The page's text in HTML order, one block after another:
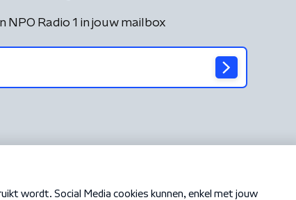
Radio 1 in jouw mailbox